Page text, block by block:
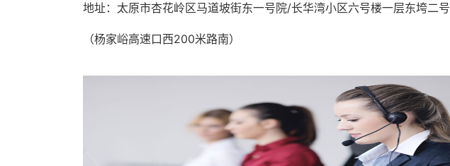
地址：太原市杏花岭区马道坡街东一号院/长华湾小区六号楼一层东垮二号
（杨家峪高速口西200米路南）